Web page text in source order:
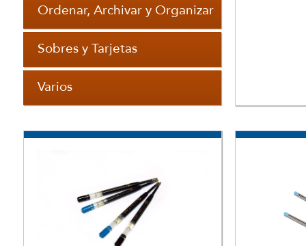
Ordenar, Archivar y Organizar
Sobres y Tarjetas
Varios